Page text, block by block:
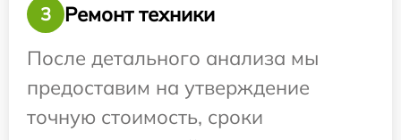
3
Ремонт техники
После детального анализа мы
предоставим на утверждение
точную стоимость, сроки